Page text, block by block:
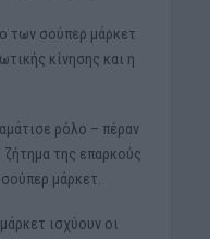
των σούπερ μάρκετ
κίνησης και η
ρόλο – πέραν
της επαρκούς
μάρκετ.
ισχύουν οι